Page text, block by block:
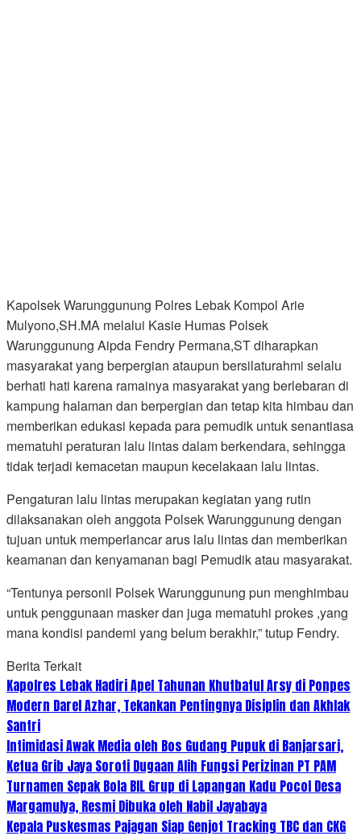
Kapolsek Warunggunung Polres Lebak Kompol Arie
Mulyono,SH.MA melalui Kasie Humas Polsek
Warunggunung Aipda Fendry Permana,ST diharapkan
masyarakat yang berpergian ataupun bersilaturahmi selalu
berhati hati karena ramainya masyarakat yang berlebaran di
kampung halaman dan berpergian dan tetap kita himbau dan
memberikan edukasi kepada para pemudik untuk senantiasa
mematuhi peraturan lalu lintas dalam berkendara, sehingga
tidak terjadi kemacetan maupun kecelakaan lalu lintas.
Pengaturan lalu lintas merupakan kegiatan yang rutin
dilaksanakan oleh anggota Polsek Warunggunung dengan
tujuan untuk memperlancar arus lalu lintas dan memberikan
keamanan dan kenyamanan bagi Pemudik atau masyarakat.
“Tentunya personil Polsek Warunggunung pun menghimbau
untuk penggunaan masker dan juga mematuhi prokes ,yang
mana kondisi pandemi yang belum berakhir,” tutup Fendry.
Berita Terkait
Kapolres Lebak Hadiri Apel Tahunan Khutbatul Arsy di Ponpes
Modern Darel Azhar, Tekankan Pentingnya Disiplin dan Akhlak
Santri
Intimidasi Awak Media oleh Bos Gudang Pupuk di Banjarsari,
Ketua Grib Jaya Soroti Dugaan Alih Fungsi Perizinan PT PAM
Turnamen Sepak Bola BIL Grup di Lapangan Kadu Pocol Desa
Margamulya, Resmi Dibuka oleh Nabil Jayabaya
Kepala Puskesmas Pajagan Siap Genjot Tracking TBC dan CKG